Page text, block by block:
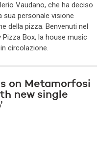
Vaudano, che ha deciso
sua personale visione
della pizza. Benvenuti nel
Box, la house music
circolazione.​
on Metamorfosi
new single